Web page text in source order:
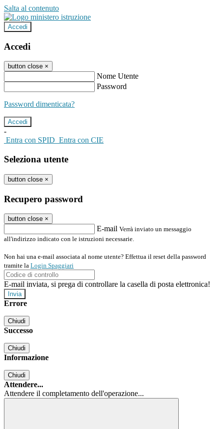
Salta al contenuto
Accedi
Accedi
button close ×
Nome Utente
Password
Password dimenticata?
-
Entra con SPID Entra con CIE
Seleziona utente
button close ×
Recupero password
button close ×
E-mail Verrà inviato un messaggio
all'indirizzo indicato con le istruzioni necessarie.
Non hai una e-mail associata al nome utente? Effettua il reset della password
tramite la Login Spaggiari
E-mail inviata, si prega di controllare la casella di posta elettronica!
Errore
Chiudi
Successo
Chiudi
Informazione
Chiudi
Attendere...
Attendere il completamento dell'operazione...